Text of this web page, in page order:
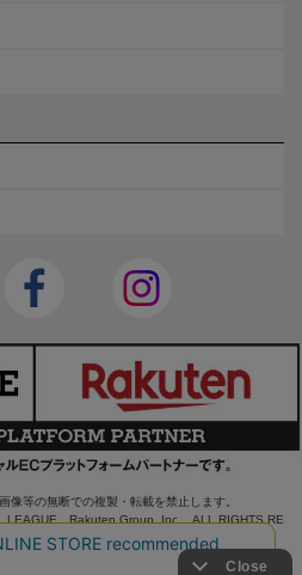
像等の無断での複製・転載を禁止します。
LEAGUE Rakuten Group, Inc. ALL RIGHTS RE
SERVED.